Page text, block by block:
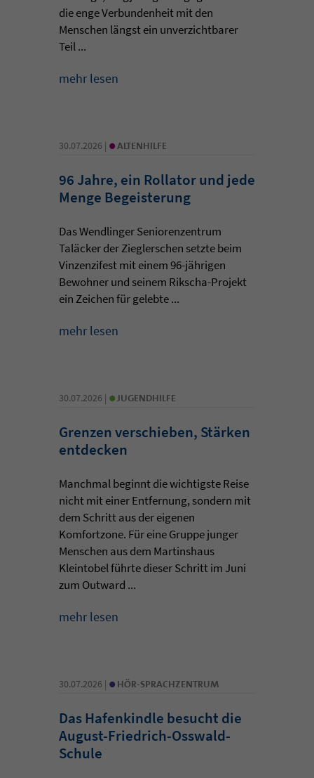
die enge Verbundenheit mit den
Menschen längst ein unverzichtbarer
Teil ...
mehr lesen
30.07.2026 | • ALTENHILFE
96 Jahre, ein Rollator und jede
Menge Begeisterung
Das Wendlinger Seniorenzentrum
Taläcker der Zieglerschen setzte beim
Vinzenzifest mit einem 96-jährigen
Bewohner und seinem Rikscha-Projekt
ein Zeichen für gelebte ...
mehr lesen
30.07.2026 | • JUGENDHILFE
Grenzen verschieben, Stärken
entdecken
Manchmal beginnt die wichtigste Reise
nicht mit einer Entfernung, sondern mit
dem Schritt aus der eigenen
Komfortzone. Für eine Gruppe junger
Menschen aus dem Martinshaus
Kleintobel führte dieser Schritt im Juni
zum Outward ...
mehr lesen
30.07.2026 | • HÖR-SPRACHZENTRUM
Das Hafenkindle besucht die
August-Friedrich-Osswald-
Schule